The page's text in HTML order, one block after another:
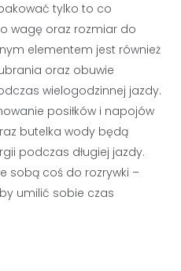
tylko to co
wagę oraz rozmiar do
elementem jest również
oraz obuwie
wielogodzinnej jazdy.
posiłków i napojów
butelka wody będą
podczas długiej jazdy.
sobą coś do rozrywki –
umilić sobie czas